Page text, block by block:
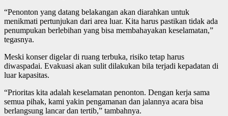
“Penonton yang datang belakangan akan diarahkan untuk
menikmati pertunjukan dari area luar. Kita harus pastikan tidak ada
penumpukan berlebihan yang bisa membahayakan keselamatan,”
tegasnya.
Meski konser digelar di ruang terbuka, risiko tetap harus
diwaspadai. Evakuasi akan sulit dilakukan bila terjadi kepadatan di
luar kapasitas.
“Prioritas kita adalah keselamatan penonton. Dengan kerja sama
semua pihak, kami yakin pengamanan dan jalannya acara bisa
berlangsung lancar dan tertib,” tambahnya.